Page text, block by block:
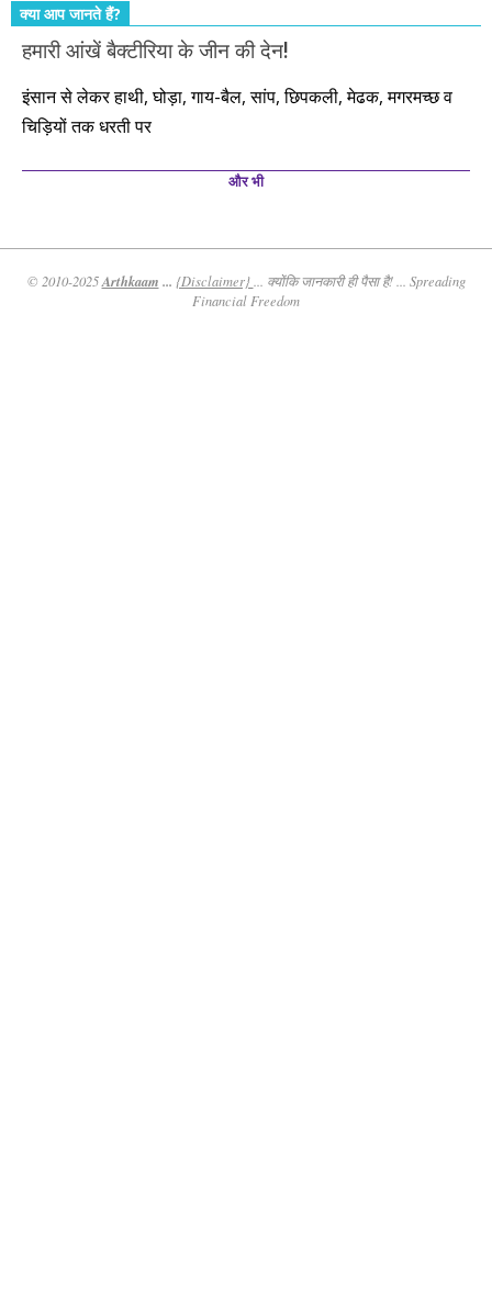
क्या आप जानते हैं?
हमारी आंखें बैक्टीरिया के जीन की देन!
इंसान से लेकर हाथी, घोड़ा, गाय-बैल, सांप, छिपकली, मेढक, मगरमच्छ व
चिड़ियों तक धरती पर
और भी
© 2010-2025Arthkaam ... {Disclaimer}
... क्योंकि जानकारी ही पैसा है! ... Spreading
Financial Freedom